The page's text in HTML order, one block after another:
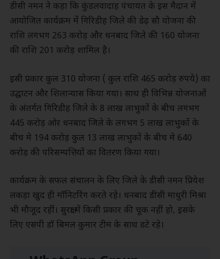
डीसी नमन ने कहा कि कुंडलवादाह पंचायत के इस मैदान में
आयोजित कार्यक्रम में गिरिडीह जिले की डेढ़ सौ योजना की
राशि लगभग 263 करोड़ और धनबाद जिले की 160 योजना
की राशि 201 करोड़ शामिल है।
इसी प्रकार कुल 310 योजना ( कुल राशि 465 करोड़ रुपये) का
उद्घाटन और शिलान्यास किया गया। साथ ही विभिन्न योजनाओं
के अंतर्गत गिरिडीह जिले के 8 लाख लाभुकों के बीच लगभग
445 करोड़ ओर धनबाद जिले के लगभग 5 लाख लाभुकों के
बीच मे 194 करोड़ कुल 13 लाख लाभुकों के बीच मे 640
करोड़ की परिसम्पत्तियों का वितरण किया गया।
कार्यक्रम के सफल संचालन के लिए जिले के डीसी नमन प्रियेश
लकड़ा खुद ही मॉनिटरिंग करते रहे। धनबाद डीसी माधुरी मिश्रा
भी मौजूद रहीं। सुरक्षा में किसी प्रकार की चूक नहीं हो, इसके
लिए एसपी डॉ बिमल कुमार टीम के साथ डटे रहे।